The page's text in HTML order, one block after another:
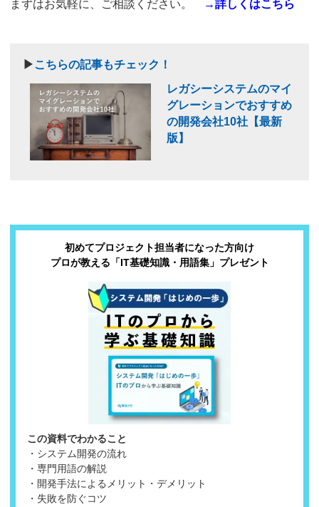
まずはお気軽に、ご相談ください。
→詳しくはこちら
▶ こちらの記事もチェック！
レガシーシステムのマイ
グレーションでおすすめ
の開発会社10社【最新
版】
初めてプロジェクト担当者になった方向け
プロが教える「IT基礎知識・用語集」プレゼント
この資料でわかること
・システム開発の流れ
・専門用語の解説
・開発手法によるメリット・デメリット
・失敗を防ぐコツ